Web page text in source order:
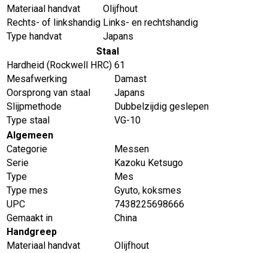
Materiaal handvat
Olijfhout
Rechts- of linkshandig Links- en rechtshandig
Type handvat
Japans
Staal
Hardheid (Rockwell HRC) 61
Mesafwerking
Damast
Oorsprong van staal
Japans
Slijpmethode
Dubbelzijdig geslepen
Type staal
VG-10
Algemeen
Categorie
Messen
Serie
Kazoku Ketsugo
Type
Mes
Type mes
Gyuto, koksmes
UPC
7438225698666
Gemaakt in
China
Handgreep
Materiaal handvat
Olijfhout